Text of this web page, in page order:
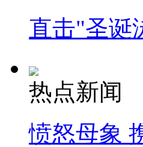
直击"圣诞
热点新闻
愤怒母象